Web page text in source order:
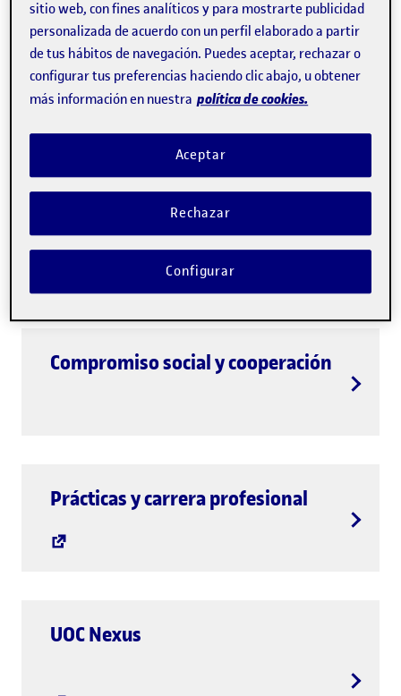
UOC Corporate
Acompañamiento a instituciones
Compromiso social y cooperación
Prácticas y carrera profesional
UOC Nexus
sitio web, con fines analíticos y para mostrarte publicidad
personalizada de acuerdo con un perfil elaborado a partir
de tus hábitos de navegación. Puedes aceptar, rechazar o
configurar tus preferencias haciendo clic abajo, u obtener
más información en nuestra política de cookies.
Rechazar
Aceptar
Configurar